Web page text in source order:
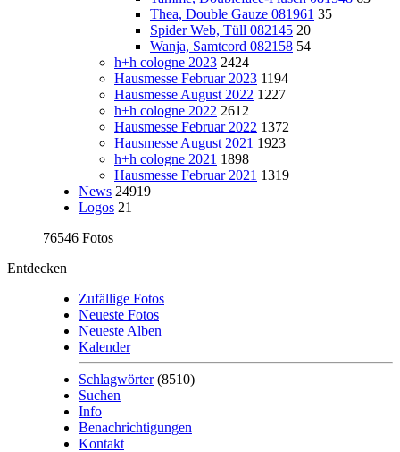
Thea, Double Gauze 081961 35
Spider Web, Tüll 082145 20
Wanja, Samtcord 082158 54
h+h cologne 2023 2424
Hausmesse Februar 2023 1194
Hausmesse August 2022 1227
h+h cologne 2022 2612
Hausmesse Februar 2022 1372
Hausmesse August 2021 1923
h+h cologne 2021 1898
Hausmesse Februar 2021 1319
News 24919
Logos 21
76546 Fotos
Entdecken
Zufällige Fotos
Neueste Fotos
Neueste Alben
Kalender
Schlagwörter(8510)
Suchen
Info
Benachrichtigungen
Kontakt